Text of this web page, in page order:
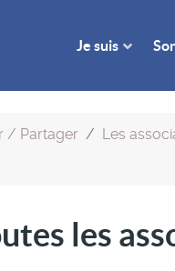
Je suis
/ Partager Les
les